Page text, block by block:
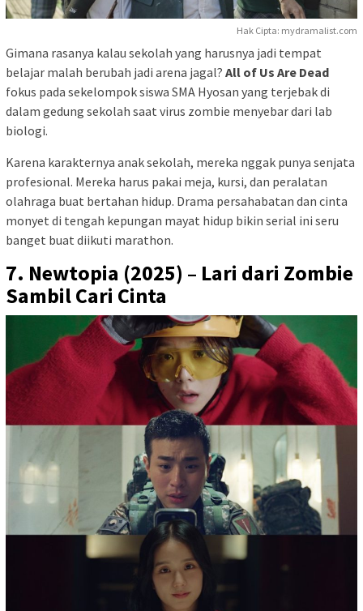
Hak Cipta: mydramalist.com
Gimana rasanya kalau sekolah yang harusnya jadi tempat
belajar malah berubah jadi arena jagal? All of Us Are Dead
fokus pada sekelompok siswa SMA Hyosan yang terjebak di
dalam gedung sekolah saat virus zombie menyebar dari lab
biologi.
Karena karakternya anak sekolah, mereka nggak punya senjata
profesional. Mereka harus pakai meja, kursi, dan peralatan
olahraga buat bertahan hidup. Drama persahabatan dan cinta
monyet di tengah kepungan mayat hidup bikin serial ini seru
banget buat diikuti marathon.
7. Newtopia (2025) – Lari dari Zombie
Sambil Cari Cinta